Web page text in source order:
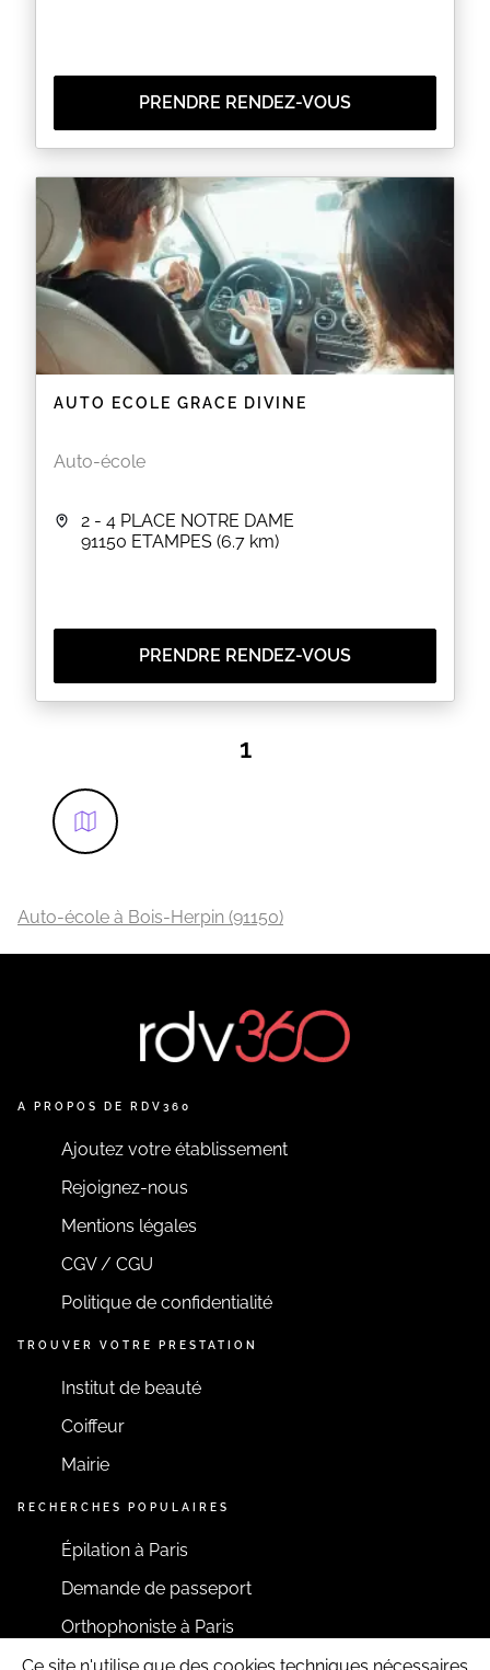
PRENDRE RENDEZ-VOUS
AUTO ECOLE GRACE DIVINE
Auto-école
2 - 4 PLACE NOTRE DAME
91150 ETAMPES (6.7 km)
PRENDRE RENDEZ-VOUS
1
Auto-école à Bois-Herpin (91150)
A PROPOS DE RDV360
Ajoutez votre établissement
Rejoignez-nous
Mentions légales
CGV / CGU
Politique de confidentialité
TROUVER VOTRE PRESTATION
Institut de beauté
Coiffeur
Mairie
RECHERCHES POPULAIRES
Épilation à Paris
Demande de passeport
Orthophoniste à Paris